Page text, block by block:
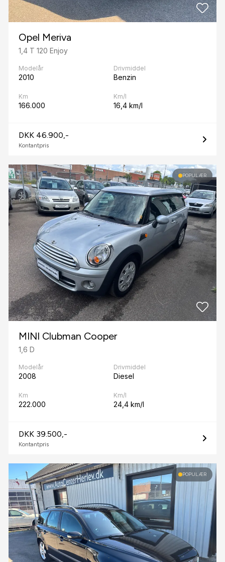
Opel Meriva
1,4 T 120 Enjoy
Modelår
2010
Drivmiddel
Benzin
Km
166.000
Km/l
16,4 km/l
DKK 46.900,-
Kontantpris
POPULÆR
MINI Clubman Cooper
1,6 D
Modelår
2008
Drivmiddel
Diesel
Km
222.000
Km/l
24,4 km/l
DKK 39.500,-
Kontantpris
POPULÆR